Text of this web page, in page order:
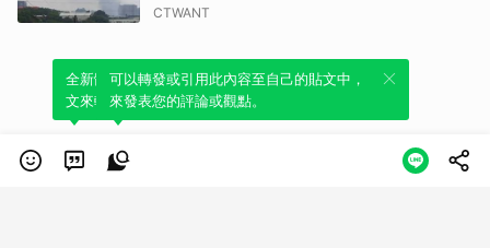
CTWANT
全新體驗！一鍵引用此內容，透過發布貼
文來輕鬆表達個人立場。
可以轉發或引用此內容至自己的貼文中，
來發表您的評論或觀點。